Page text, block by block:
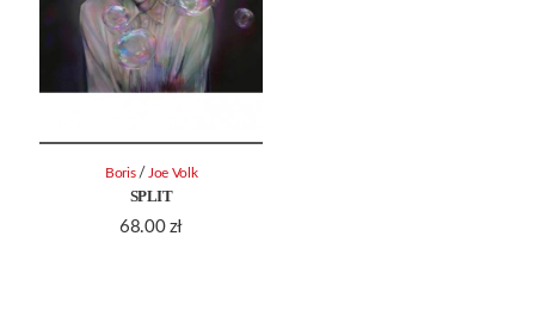
SPLIT
68.00 zł
Boris /Joe Volk